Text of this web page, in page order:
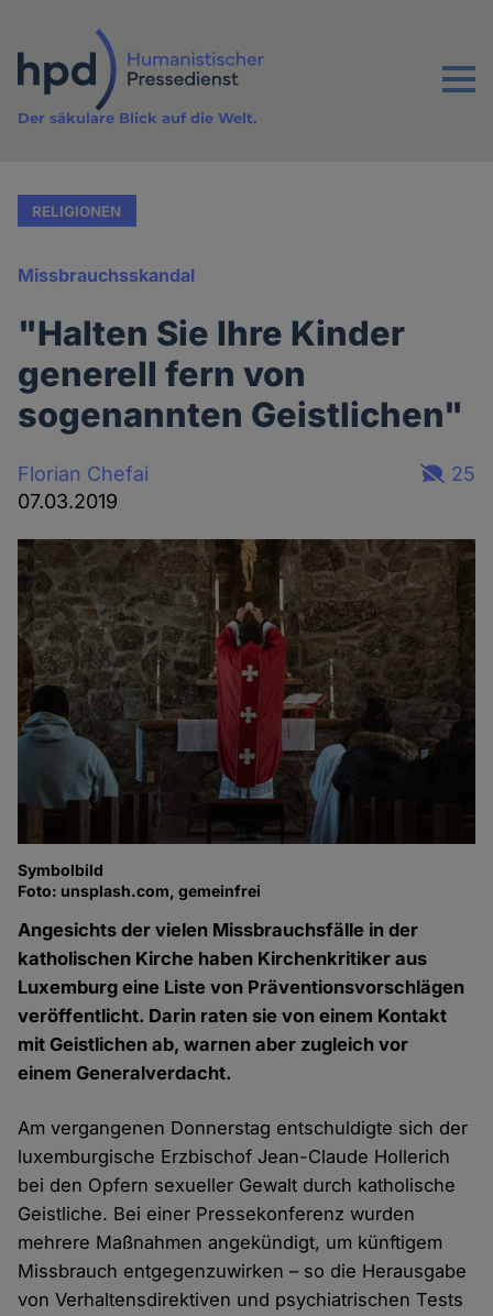
Inhalt
Menu
Der säkulare Blick auf die Welt.
RELIGIONEN
Missbrauchsskandal
"Halten Sie Ihre Kinder
generell fern von
sogenannten Geistlichen"
Florian Chefai
07.03.2019
25
Symbolbild
Foto: unsplash.com, gemeinfrei
Angesichts der vielen Missbrauchsfälle in der
katholischen Kirche haben Kirchenkritiker aus
Luxemburg eine Liste von Präventionsvorschlägen
veröffentlicht. Darin raten sie von einem Kontakt
mit Geistlichen ab, warnen aber zugleich vor
einem Generalverdacht.
Am vergangenen Donnerstag entschuldigte sich der
luxemburgische Erzbischof Jean-Claude Hollerich
bei den Opfern sexueller Gewalt durch katholische
Geistliche. Bei einer Pressekonferenz wurden
mehrere Maßnahmen angekündigt, um künftigem
Missbrauch entgegenzuwirken – so die Herausgabe
von Verhaltensdirektiven und psychiatrischen Tests